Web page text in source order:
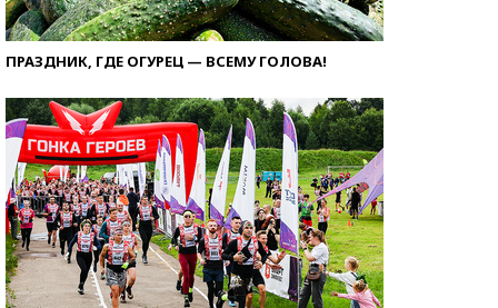
ПРАЗДНИК, ГДЕ ОГУРЕЦ — ВСЕМУ ГОЛОВА!